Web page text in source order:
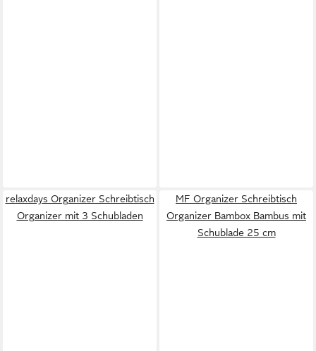
relaxdays Organizer Schreibtisch
Organizer mit 3 Schubladen
MF Organizer Schreibtisch
Organizer Bambox Bambus mit
Schublade 25 cm